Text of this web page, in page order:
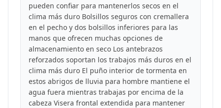
pueden confiar para mantenerlos secos en el
clima más duro Bolsillos seguros con cremallera
en el pecho y dos bolsillos inferiores para las
manos que ofrecen muchas opciones de
almacenamiento en seco Los antebrazos
reforzados soportan los trabajos más duros en el
clima más duro El puño interior de tormenta en
estos abrigos de lluvia para hombre mantiene el
agua fuera mientras trabajas por encima de la
cabeza Visera frontal extendida para mantener